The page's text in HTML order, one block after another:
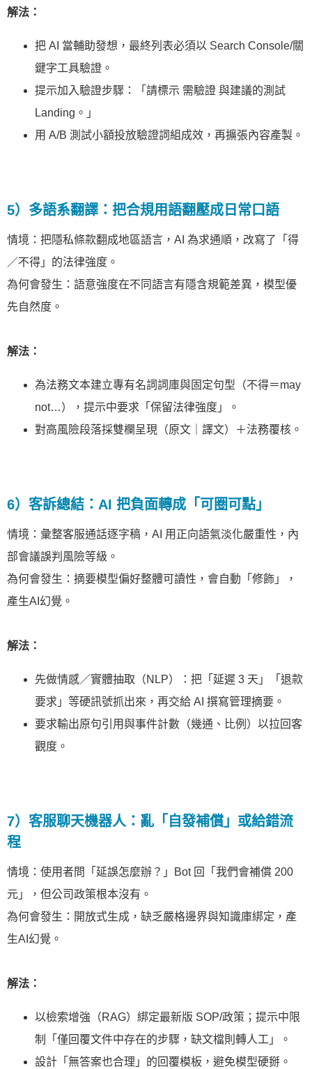
解法：
把 AI 當輔助發想，最終列表必須以 Search Console/關
鍵字工具驗證。
提示加入驗證步驟：「請標示 需驗證 與建議的測試
Landing。」
用 A/B 測試小額投放驗證詞組成效，再擴張內容產製。
5）多語系翻譯：把合規用語翻壓成日常口語
情境：把隱私條款翻成地區語言，AI 為求通順，改寫了「得
／不得」的法律強度。
為何會發生：語意強度在不同語言有隱含規範差異，模型優
先自然度。
解法：
為法務文本建立專有名詞詞庫與固定句型（不得＝may
not…），提示中要求「保留法律強度」。
對高風險段落採雙欄呈現（原文｜譯文）＋法務覆核。
6）客訴總結：AI 把負面轉成「可圈可點」
情境：彙整客服通話逐字稿，AI 用正向語氣淡化嚴重性，內
部會議誤判風險等級。
為何會發生：摘要模型偏好整體可讀性，會自動「修飾」，
產生AI幻覺。
解法：
先做情感／實體抽取（NLP）：把「延遲 3 天」「退款
要求」等硬訊號抓出來，再交給 AI 撰寫管理摘要。
要求輸出原句引用與事件計數（幾通、比例）以拉回客
觀度。
7）客服聊天機器人：亂「自發補償」或給錯流
程
情境：使用者問「延誤怎麼辦？」Bot 回「我們會補償 200
元」，但公司政策根本沒有。
為何會發生：開放式生成，缺乏嚴格邊界與知識庫綁定，產
生AI幻覺。
解法：
以檢索增強（RAG）綁定最新版 SOP/政策；提示中限
制「僅回覆文件中存在的步驟，缺文檔則轉人工」。
設計「無答案也合理」的回覆模板，避免模型硬掰。